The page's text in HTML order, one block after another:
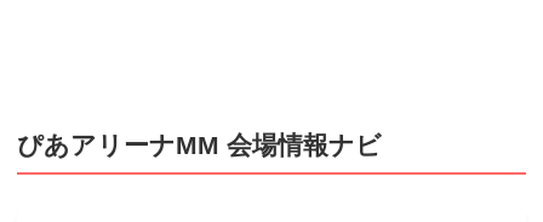
ぴあアリーナMM 会場情報ナビ